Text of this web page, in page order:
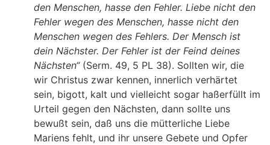
den Menschen, hasse den Fehler. Liebe nicht den
Fehler wegen des Menschen, hasse nicht den
Menschen wegen des Fehlers. Der Mensch ist
dein Nächster. Der Fehler ist der Feind deines
Nächsten“(Serm. 49, 5 PL 38). Sollten wir, die
wir Christus zwar kennen, innerlich verhärtet
sein, bigott, kalt und vielleicht sogar haßerfüllt im
Urteil gegen den Nächsten, dann sollte uns
bewußt sein, daß uns die mütterliche Liebe
Mariens fehlt, und ihr unsere Gebete und Opfer